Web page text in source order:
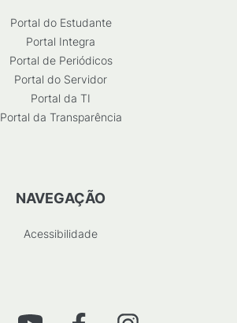
Portal do Estudante
Portal Integra
Portal de Periódicos
Portal do Servidor
Portal da TI
Portal da Transparência
NAVEGAÇÃO
Acessibilidade